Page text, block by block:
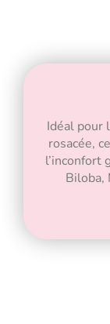
Idéal pour
rosacée,
l’inconfort
Biloba,